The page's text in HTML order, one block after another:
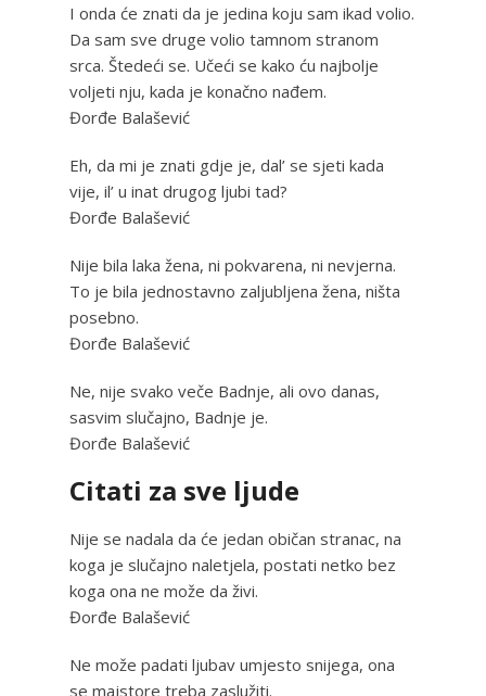
I onda će znati da je jedina koju sam ikad volio.
Da sam sve druge volio tamnom stranom
srca. Štedeći se. Učeći se kako ću najbolje
voljeti nju, kada je konačno nađem.
Đorđe Balašević
Eh, da mi je znati gdje je, dal’ se sjeti kada
vije, il’ u inat drugog ljubi tad?
Đorđe Balašević
Nije bila laka žena, ni pokvarena, ni nevjerna.
To je bila jednostavno zaljubljena žena, ništa
posebno.
Đorđe Balašević
Ne, nije svako veče Badnje, ali ovo danas,
sasvim slučajno, Badnje je.
Đorđe Balašević
Citati za sve ljude
Nije se nadala da će jedan običan stranac, na
koga je slučajno naletjela, postati netko bez
koga ona ne može da živi.
Đorđe Balašević
Ne može padati ljubav umjesto snijega, ona
se majstore treba zaslužiti.